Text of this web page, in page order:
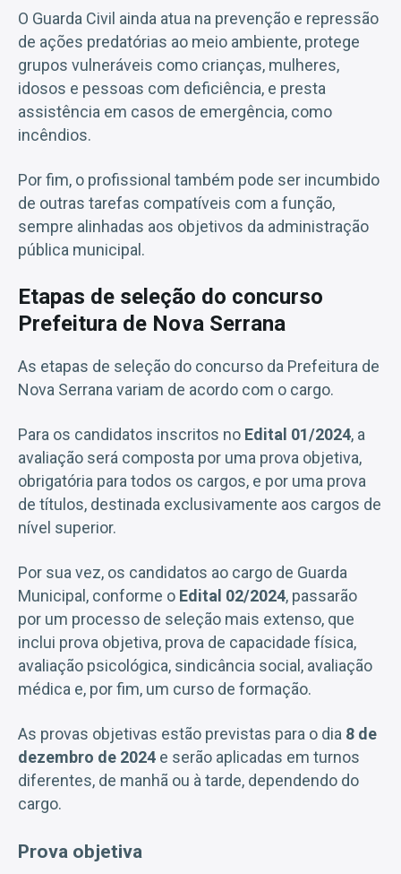
O Guarda Civil ainda atua na prevenção e repressão
de ações predatórias ao meio ambiente, protege
grupos vulneráveis como crianças, mulheres,
idosos e pessoas com deficiência, e presta
assistência em casos de emergência, como
incêndios.
Por fim, o profissional também pode ser incumbido
de outras tarefas compatíveis com a função,
sempre alinhadas aos objetivos da administração
pública municipal.
Etapas de seleção do concurso
Prefeitura de Nova Serrana
As etapas de seleção do concurso da Prefeitura de
Nova Serrana variam de acordo com o cargo.
Para os candidatos inscritos no Edital 01/2024, a
avaliação será composta por uma prova objetiva,
obrigatória para todos os cargos, e por uma prova
de títulos, destinada exclusivamente aos cargos de
nível superior.
Por sua vez, os candidatos ao cargo de Guarda
Municipal, conforme o Edital 02/2024, passarão
por um processo de seleção mais extenso, que
inclui prova objetiva, prova de capacidade física,
avaliação psicológica, sindicância social, avaliação
médica e, por fim, um curso de formação.
As provas objetivas estão previstas para o dia 8 de
dezembro de 2024 e serão aplicadas em turnos
diferentes, de manhã ou à tarde, dependendo do
cargo.
Prova objetiva